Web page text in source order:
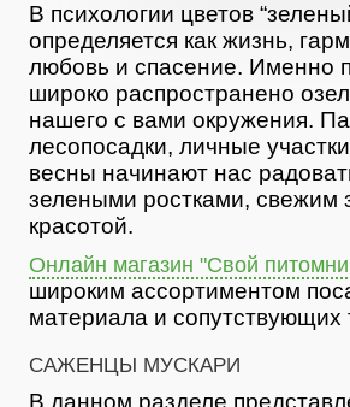
В психологии цветов
определяется как жизнь,
любовь и спасение. Именно
широко распространено
нашего с вами окружения.
лесопосадки, личные
весны начинают нас
зелеными ростками, свежим
красотой.
Онлайн магазин "Свой
широким ассортиментом
материала и сопутствующих
САЖЕНЦЫ МУСКАРИ
В данном разделе